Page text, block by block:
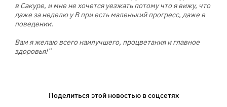
в Сакуре, и мне не хочется уезжать потому что я вижу, что
даже за неделю у В при есть маленький прогресс, даже в
поведении.
Вам я желаю всего наилучшего, процветания и главное
здоровья!”
Поделиться этой новостью в соцсетях